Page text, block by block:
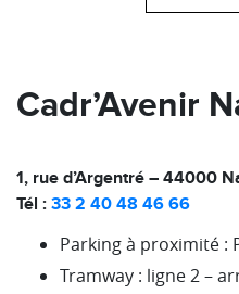
Cadr’Avenir
1, rue d’Argentré – 44000
Tél : 33 2 40 48 46 66
Parking à proximité :
Tramway : ligne 2 –